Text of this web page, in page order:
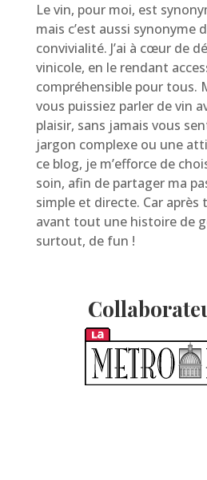
Le vin, pour moi, est
mais c’est aussi synonyme
convivialité. J’ai à cœur de
vinicole, en le rendant
compréhensible pour tous.
vous puissiez parler de vin
plaisir, sans jamais vous
jargon complexe ou une
ce blog, je m’efforce de
soin, afin de partager ma
simple et directe. Car après
avant tout une histoire de
surtout, de fun !